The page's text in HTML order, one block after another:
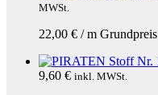
MWSt.
22,00 € /m Grundpreis
9,60 € inkl. MWSt.